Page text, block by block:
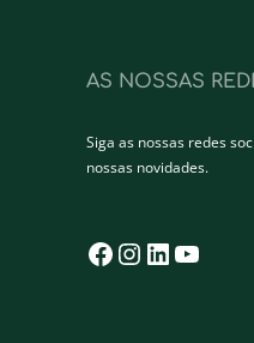
AS NOSSAS
Siga as nossas redes
nossas novidades.
Facebook